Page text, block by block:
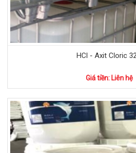
HCl - Axit Cloric
Giá tiền: Liên hệ